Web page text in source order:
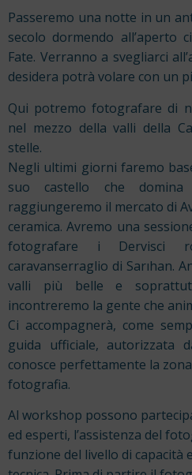
Passeremo una notte in un
secolo dormendo all’aperto
Fate. Verranno a svegliarci
desidera potrà volare con un
Qui potremo fotografare di
nel mezzo della valli della
stelle.
Negli ultimi giorni faremo
suo castello che
raggiungeremo il mercato di
ceramica. Avremo una
fotografare i Dervisci
caravanserraglio di Sarıhan.
valli più belle e
incontreremo la gente che
Ci accompagnerà, come
guida ufficiale, autorizzata
conosce perfettamente la
fotografia.
Al workshop possono
ed esperti, l’assistenza del
funzione del livello di capacità